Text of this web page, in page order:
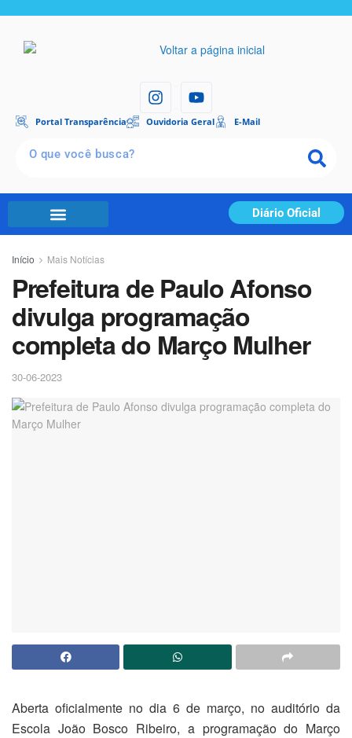
Portal Transparência Ouvidoria Geral E-Mail
Diário Oficial
Início Mais Notícias
Prefeitura de Paulo Afonso
divulga programação
completa do Março Mulher
30-06-2023
Aberta oficialmente no dia 6 de março, no auditório da
Escola João Bosco Ribeiro, a programação do Março